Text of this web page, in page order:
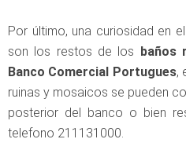
Por último, una curiosidad en
son los restos de los baños
Banco Comercial Portugues,
ruinas y mosaicos se pueden
posterior del banco o bien
telefono 211131000.